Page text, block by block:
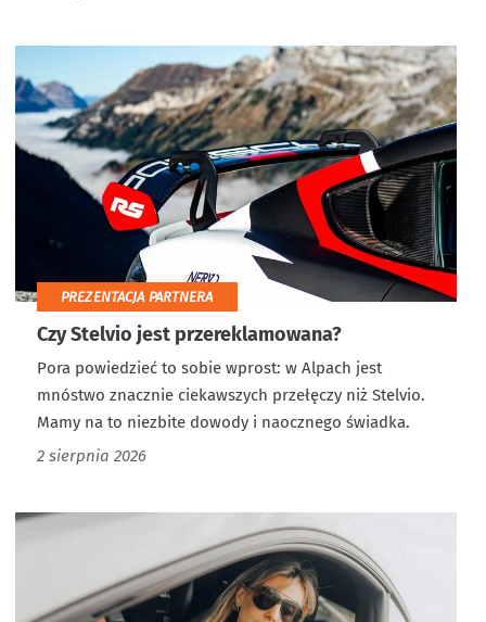
PREZENTACJA PARTNERA
Czy Stelvio jest przereklamowana?
Pora powiedzieć to sobie wprost: w Alpach jest
mnóstwo znacznie ciekawszych przełęczy niż Stelvio.
Mamy na to niezbite dowody i naocznego świadka.
2 sierpnia 2026